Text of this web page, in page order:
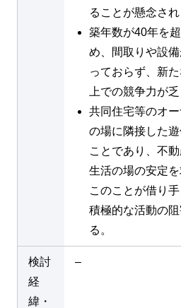
ることが懸念され
築年数が40年を
め、間取りや設
っておらず、新
上での競争力が乏
共同住宅等のオ
の場に隣接した
ことであり、不
生活の場の安定を
このことが借り
積極的な活動の
る。
検討
経
緯・
–